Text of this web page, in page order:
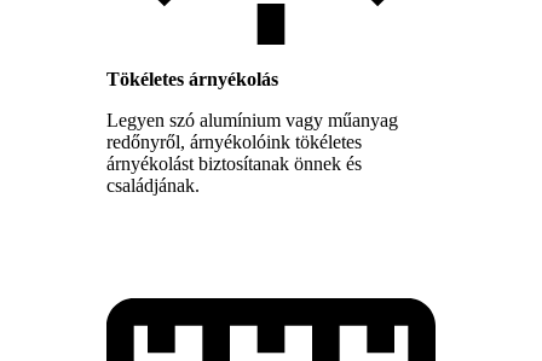
Tökéletes árnyékolás
Legyen szó alumínium vagy műanyag
redőnyről, árnyékolóink tökéletes
árnyékolást biztosítanak önnek és
családjának.